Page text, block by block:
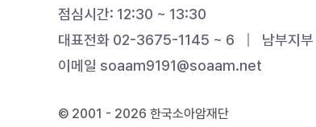
점심시간: 12:30 ~ 13:30
대표전화 02-3675-1145 ~ 6
남부지
이메일 soaam9191@soaam.net
© 2001 - 2026 한국소아암재단